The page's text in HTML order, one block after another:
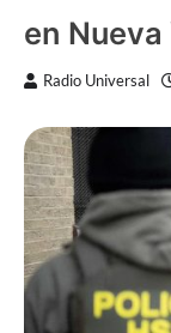
en Nueva
Radio Universal